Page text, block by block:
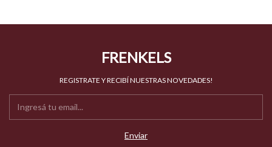
FRENKELS
REGISTRATE Y RECIBÍ NUESTRAS NOVEDADES!